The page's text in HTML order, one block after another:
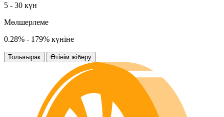
5 - 30 күн
Мөлшерлеме
0.28% - 179% күніне
Толығырак Өтінім жіберу